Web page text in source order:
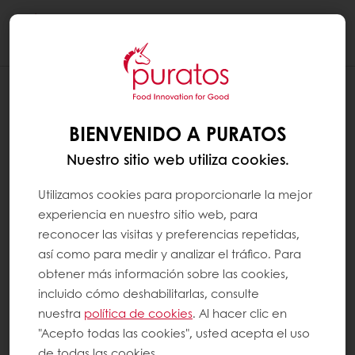
LOS FACTORES QUE INFLUYEN EN LA
CALIDAD DEL GRANO DE CACAO
El factor principal es, por supuesto, la
Hasta hace unos años, solo había 3
variedades de cacao:
el criollo, que da un sabor delicado al
chocolate si está bien fermentado. Sin
BIENVENIDO A PURATOS
Nuestro sitio web utiliza cookies.
Utilizamos cookies para proporcionarle la mejor
experiencia en nuestro sitio web, para
reconocer las visitas y preferencias repetidas,
así como para medir y analizar el tráfico. Para
obtener más información sobre las cookies,
incluido cómo deshabilitarlas, consulte
nuestra política de cookies. Al hacer clic en
"Acepto todas las cookies", usted acepta el uso